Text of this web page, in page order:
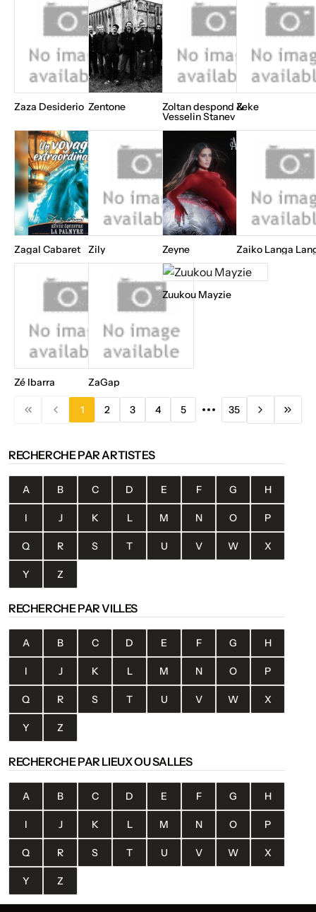
Zaza Desiderio Zentone Zoltan despond &
Vesselin Stanev
Zeke
Zagal Cabaret Zily Zeyne Zaiko Langa
Zé Ibarra ZaGap
Zuukou Mayzie
1 2 3 4 5 35
RECHERCHE PAR ARTISTES
A B C D E F G H
I J K L M N O P
Q R S T U V W X
Y Z
RECHERCHE PAR VILLES
A B C D E F G H
I J K L M N O P
Q R S T U V W X
Y Z
RECHERCHE PAR LIEUX OU SALLES
A B C D E F G H
I J K L M N O P
Q R S T U V W X
Y Z